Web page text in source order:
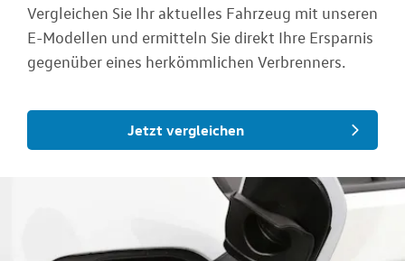
Vergleichen Sie Ihr aktuelles Fahrzeug mit unseren
E-Modellen und ermitteln Sie direkt Ihre Ersparnis
gegenüber eines herkömmlichen Verbrenners.
Jetzt vergleichen